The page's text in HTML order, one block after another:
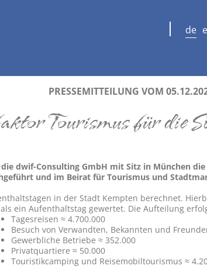
de
PRESSEMITTEILUNG VOM
Tourismus für die
dwif-Consulting GmbH mit Sitz in München
und im Beirat für Tourismus und
in der Stadt Kempten berechnet.
ein Aufenthaltstag gewertet. Die Aufteilung
Tagesreisen ≈ 4.700.000
Besuch von Verwandten, Bekannten und
Gewerbliche Betriebe ≈ 352.000
Privatquartiere ≈ 50.000
Touristikcamping und Reisemobiltourismus ≈